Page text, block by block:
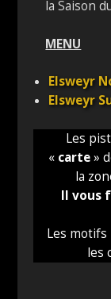
la Saison
MENU
Elsweyr
Elsweyr
Les
« carte»
la
Il vous
Les motifs
les